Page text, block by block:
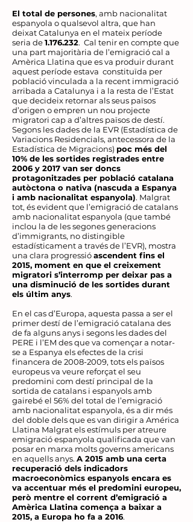
El total de persones, amb nacionalitat
espanyola o qualsevol altra, que han
deixat Catalunya en el mateix període
seria de1.176.232. Cal tenir en compte que
una part majoritària de l’emigració cal a
Amèrica Llatina que es va produir durant
aquest període estava constituïda per
població vinculada a la recent immigració
arribada a Catalunya i a la resta de l’Estat
que decideix retornar als seus països
d’origen o empren un nou projecte
migratori cap a d’altres països de destí.
Segons les dades de la EVR (Estadística de
Variacions Residencials, antecessora de la
Estadística de Migracions) poc més del
10% de les sortides registrades entre
2006 y 2017 van ser doncs
protagonitzades per població catalana
autòctona o nativa (nascuda a Espanya
i amb nacionalitat espanyola). Malgrat
tot, és evident que l’emigració de catalans
amb nacionalitat espanyola (que també
inclou la de les segones generacions
d’immigrants, no distingible
estadísticament a través de l’EVR), mostra
una clara progressióascendent fins el
2015, moment en que el creixement
migratori s’interromp per deixar pas a
una disminució de les sortides durant
els últim anys.
En el cas d’Europa, aquesta passa a ser el
primer destí de l’emigració catalana des
de fa alguns anys i segons les dades del
PERE i l’EM des que va començar a notar-
se a Espanya els efectes de la crisi
financera de2008-2009, tots els països
europeus va veure reforçat el seu
predomini com destí principal de la
sortida de catalans i espanyols amb
gairebé el 56% del total de l’emigració
amb nacionalitat espanyola, és a dir més
del doble dels que es van dirigir a América
Llatina Malgrat els estímuls per atreure
emigració espanyola qualificada que van
posar en marxa molts governs americans
en aquells anys. A 2015 amb una certa
recuperació dels indicadors
macroeconòmics espanyols encara es
va accentuar més el predomini europeu,
però mentre el corrent d’emigració a
Amèrica Llatina comença a baixar a
2015, a Europa ho fa a 2016.